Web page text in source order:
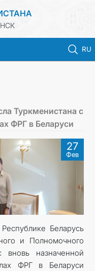
RU
Туркменистана с
ФРГ в Беларуси
27
Фев
Беларусь
и Полномочного
вновь назначенной
ФРГ в Беларуси